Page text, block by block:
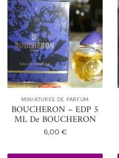
MINIATURES DE PARFUM
BOUCHERON – EDP 5
ML De BOUCHERON
6,00 €